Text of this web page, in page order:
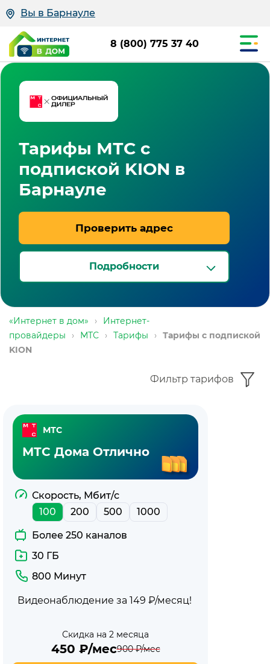
Вы в Барнауле
8 (800) 775 37 40
Тарифы МТС с
подпиской KION в
Барнауле
Проверить адрес
Подробности
«Интернет в дом» ›
Интернет-
провайдеры
› МТС › Тарифы ›
Тарифы с подпиской
KION
Фильтр тарифов
Тарифы
МТС
с
подпиской
KION
МТС
МТС Дома Отлично
Скорость, Мбит/с
100
200 500 1000
Более 250 каналов
30 ГБ
800 Минут
Видеонаблюдение за 149 ₽/месяц!
Скидка на 2 месяца
450 ₽/мес900₽/мес